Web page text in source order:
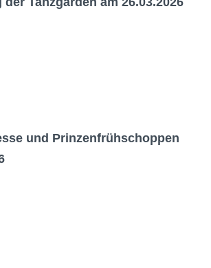
und Prinzenfrühschoppen